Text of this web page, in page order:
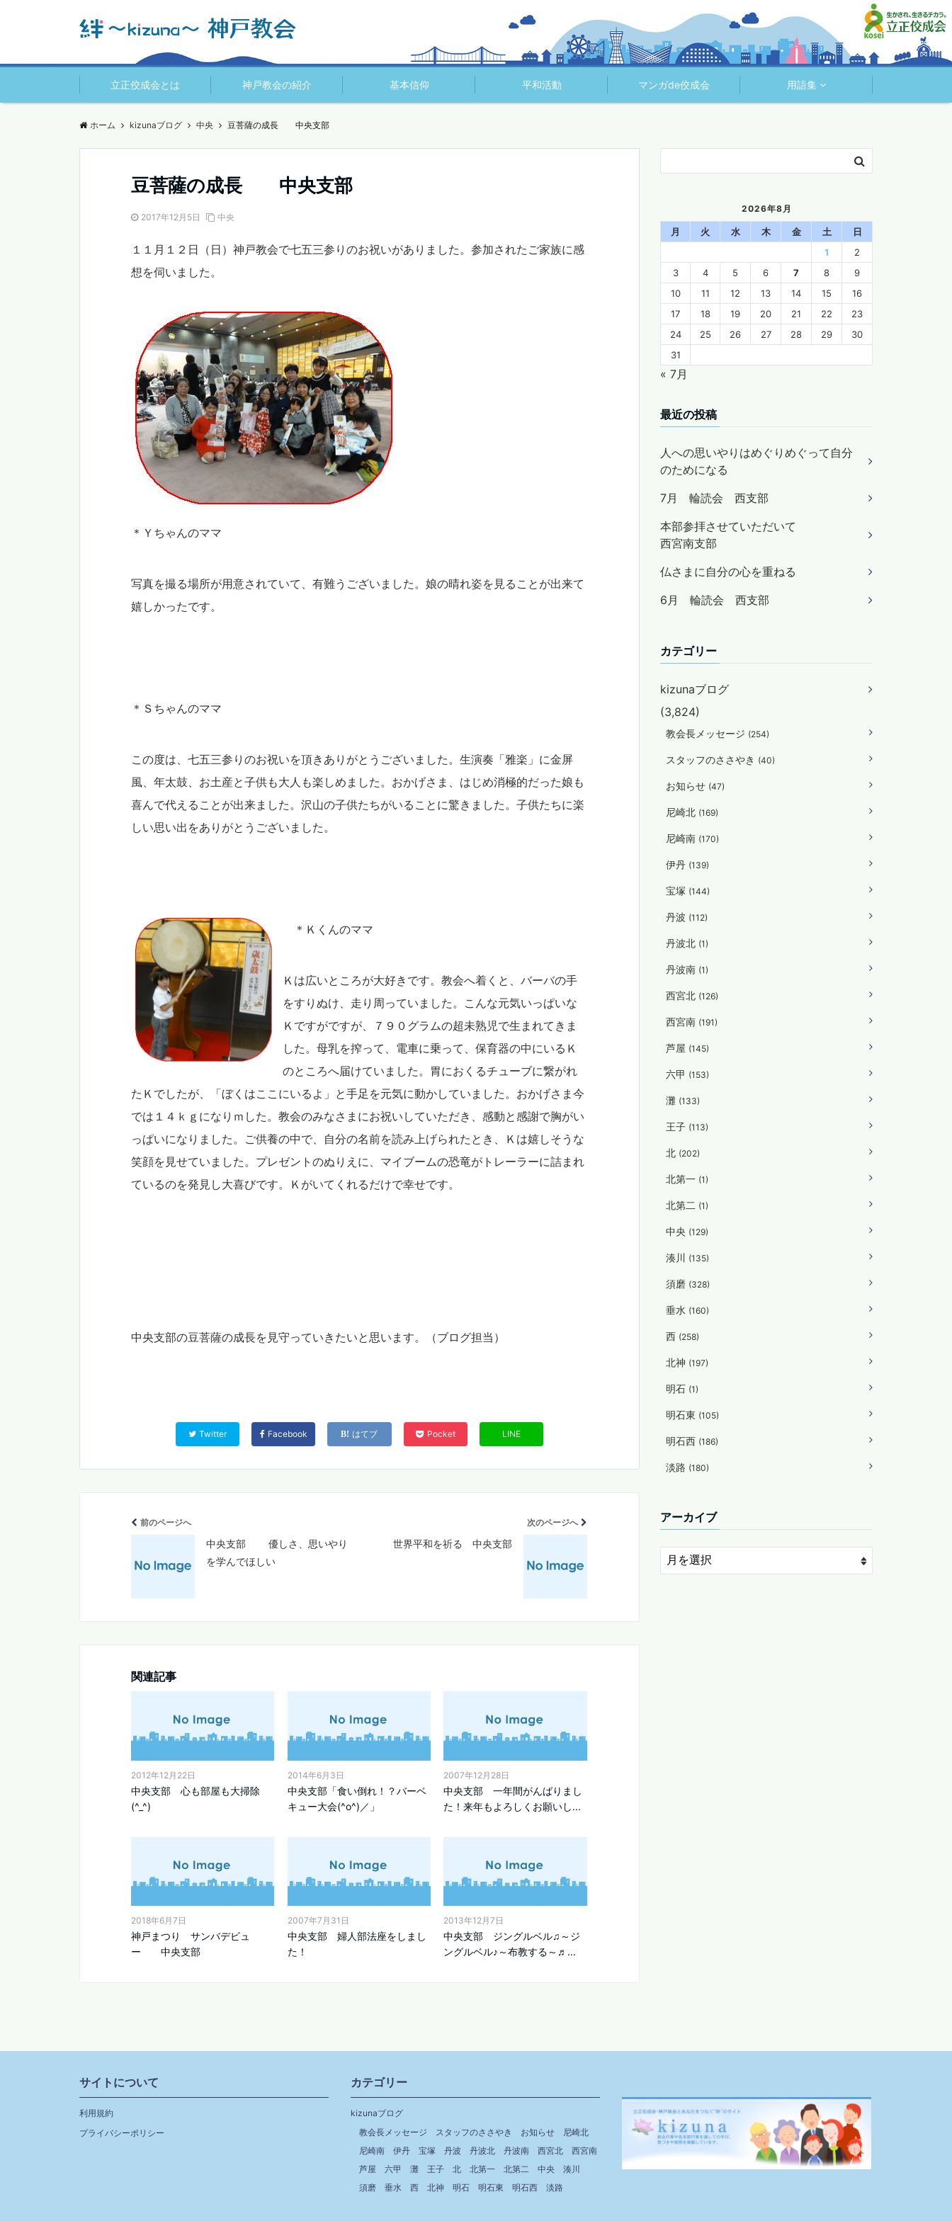
立正佼成会とは 神戸教会の紹介 基本信仰 平和活動 マンガde佼成会 用語集
ホーム kizunaブログ 中央 豆菩薩の成長 中央支部
豆菩薩の成長 中央支部
2017年12月5日 中央
１１月１２日（日）神戸教会で七五三参りのお祝いがありました。参加されたご家族に感
想を伺いました。
＊Ｙちゃんのママ
写真を撮る場所が用意されていて、有難うございました。娘の晴れ姿を見ることが出来て
嬉しかったです。
＊Ｓちゃんのママ
この度は、七五三参りのお祝いを頂きありがとうございました。生演奏「雅楽」に金屏
風、年太鼓、お土産と子供も大人も楽しめました。おかげさま、はじめ消極的だった娘も
喜んで代えることが出来ました。沢山の子供たちがいることに驚きました。子供たちに楽
しい思い出をありがとうございました。
＊Ｋくんのママ
Ｋは広いところが大好きです。教会へ着くと、バーバの手
をすりぬけ、走り周っていました。こんな元気いっぱいな
Ｋですがですが、７９０グラムの超未熟児で生まれてきま
した。母乳を搾って、電車に乗って、保育器の中にいるＫ
のところへ届けていました。胃におくるチューブに繋がれ
たＫでしたが、「ぼくはここにいるよ」と手足を元気に動かしていました。おかげさま今
では１４ｋｇになりｍした。教会のみなさまにお祝いしていただき、感動と感謝で胸がい
っぱいになりました。ご供養の中で、自分の名前を読み上げられたとき、Ｋは嬉しそうな
笑顔を見せていました。プレゼントのぬりえに、マイブームの恐竜がトレーラーに詰まれ
ているのを発見し大喜びです。Ｋがいてくれるだけで幸せです。
中央支部の豆菩薩の成長を見守っていきたいと思います。（ブログ担当）
Twitter Facebook はてブ Pocket LINE
前のページへ
中央支部 優しさ、思いやり
を学んでほしい
次のページへ
世界平和を祈る 中央支部
関連記事
2012年12月22日
中央支部 心も部屋も大掃除
(^_^)
2014年6月3日
中央支部「食い倒れ！？バーベ
キュー大会(^o^)／」
2007年12月28日
中央支部 一年間がんばりまし
た！来年もよろしくお願いし...
2018年6月7日
神戸まつり サンバデビュ
ー 中央支部
2007年7月31日
中央支部 婦人部法座をしまし
た！
2013年12月7日
中央支部 ジングルベル♫～ジ
ングルベル♪～布教する～♬...
2026年8月
月 火 水 木 金 土
日
1
2
3
4 5 6 7 8
9
10
11 12 13 14 15
16
17
18 19 20 21 22
23
24
25 26 27 28 29
30
31
« 7月
最近の投稿
人への思いやりはめぐりめぐって自分
のためになる
7月 輪読会 西支部
本部参拝させていただいて
西宮南支部
仏さまに自分の心を重ねる
6月 輪読会 西支部
カテゴリー
kizunaブログ
(3,824)
教会長メッセージ (254)
スタッフのささやき (40)
お知らせ (47)
尼崎北 (169)
尼崎南 (170)
伊丹 (139)
宝塚 (144)
丹波 (112)
丹波北 (1)
丹波南 (1)
西宮北 (126)
西宮南 (191)
芦屋 (145)
六甲 (153)
灘 (133)
王子 (113)
北 (202)
北第一 (1)
北第二 (1)
中央 (129)
湊川 (135)
須磨 (328)
垂水 (160)
西 (258)
北神 (197)
明石 (1)
明石東 (105)
明石西 (186)
淡路 (180)
アーカイブ
サイトについて
利用規約
プライバシーポリシー
カテゴリー
kizunaブログ
教会長メッセージ
スタッフのささやき お知らせ
尼崎北
尼崎南
伊丹 宝塚 丹波 丹波北 丹波南 西宮北
西宮南
芦屋
六甲 灘 王子 北 北第一 北第二 中央
湊川
須磨
垂水 西 北神 明石 明石東 明石西 淡路